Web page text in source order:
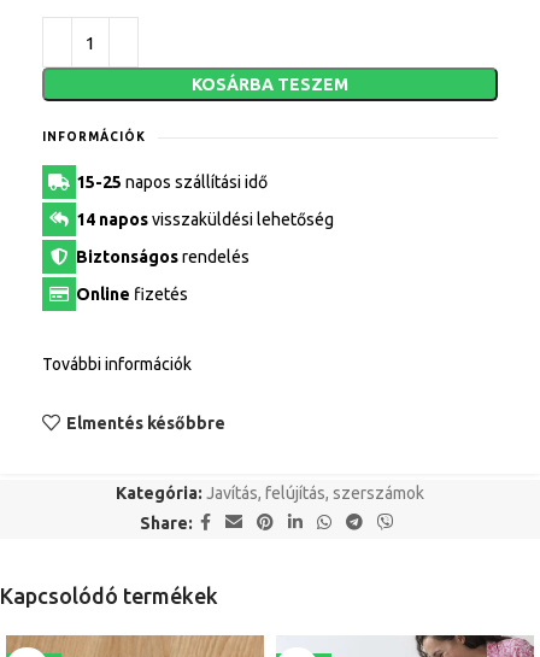
KOSÁRBA TESZEM
INFORMÁCIÓK
15-25 napos szállítási idő
14 naposvisszaküldési lehetőség
Biztonságosrendelés
Online fizetés
További információk
Elmentés későbbre
Kategória: Javítás, felújítás, szerszámok
Share:
Kapcsolódó termékek